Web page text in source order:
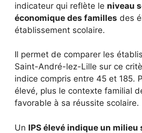
indicateur qui reflète le niveau
économique des familles des
établissement scolaire.
Il permet de comparer les
Saint-André-lez-Lille sur ce
indice compris entre 45 et 185.
élevé, plus le contexte familial
favorable à sa réussite scolaire.
Un IPS élevé indique un milieu